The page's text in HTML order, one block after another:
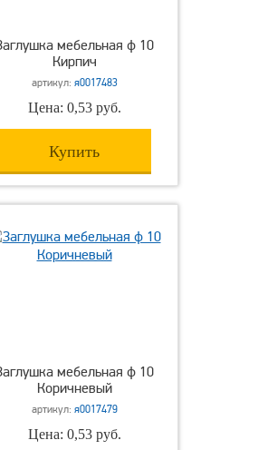
мебельная ф 10
Кирпич
артикул: я0017483
Цена: 0,53 руб.
Купить
мебельная ф 10
Коричневый
артикул: я0017479
Цена: 0,53 руб.